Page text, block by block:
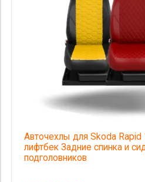
Авточехлы для Skoda
лифтбек Задние спинка и
подголовников